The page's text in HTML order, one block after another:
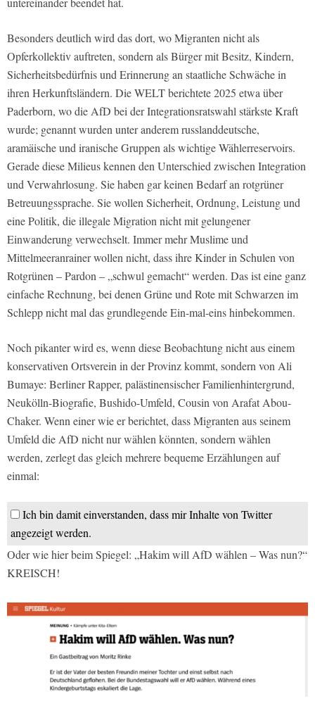
Besonders deutlich wird das dort, wo Migranten nicht als
Opferkollektiv auftreten, sondern als Bürger mit Besitz, Kindern,
Sicherheitsbedürfnis und Erinnerung an staatliche Schwäche in
ihren Herkunftsländern. Die WELT berichtete 2025 etwa über
Paderborn, wo die AfD bei der Integrationsratswahl stärkste Kraft
wurde; genannt wurden unter anderem russlanddeutsche,
aramäische und iranische Gruppen als wichtige Wählerreservoirs.
Gerade diese Milieus kennen den Unterschied zwischen Integration
und Verwahrlosung. Sie haben gar keinen Bedarf an rotgrüner
Betreuungssprache. Sie wollen Sicherheit, Ordnung, Leistung und
eine Politik, die illegale Migration nicht mit gelungener
Einwanderung verwechselt. Immer mehr Muslime und
Mittelmeeranrainer wollen nicht, dass ihre Kinder in Schulen von
Rotgrünen – Pardon – „schwul gemacht“ werden. Das ist eine ganz
einfache Rechnung, bei denen Grüne und Rote mit Schwarzen im
Schlepp nicht mal das grundlegende Ein-mal-eins hinbekommen.
Noch pikanter wird es, wenn diese Beobachtung nicht aus einem
konservativen Ortsverein in der Provinz kommt, sondern von Ali
Bumaye: Berliner Rapper, palästinensischer Familienhintergrund,
Neukölln-Biografie, Bushido-Umfeld, Cousin von Arafat Abou-
Chaker. Wenn einer wie er berichtet, dass Migranten aus seinem
Umfeld die AfD nicht nur wählen könnten, sondern wählen
werden, zerlegt das gleich mehrere bequeme Erzählungen auf
einmal:
Ich bin damit einverstanden, dass mir Inhalte von Twitter
angezeigt werden.
Oder wie hier beim Spiegel: „Hakim will AfD wählen – Was nun?“
KREISCH!